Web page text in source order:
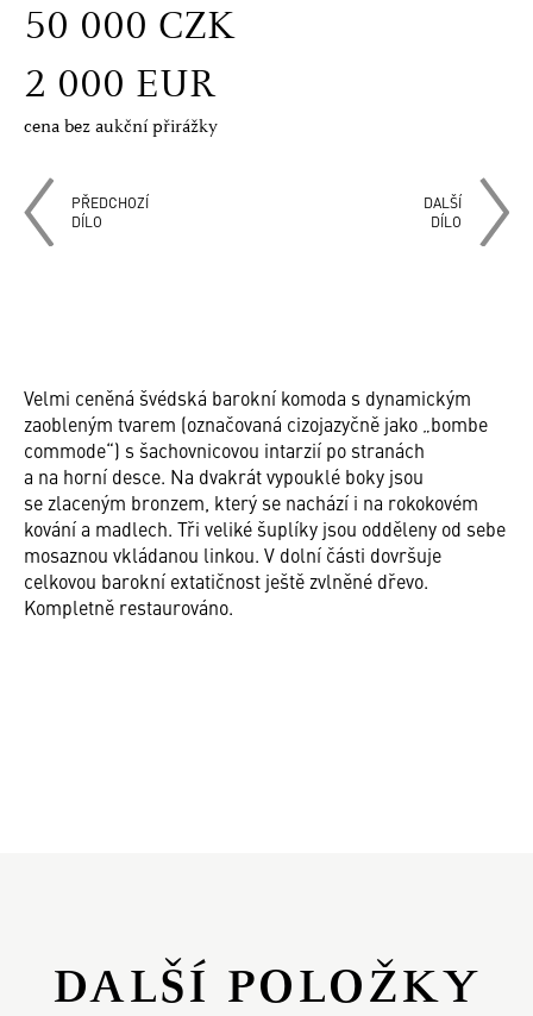
50 000 CZK
2 000 EUR
cena bez aukční přirážky
PŘEDCHOZÍ
DÍLO
DALŠÍ
DÍLO
Velmi ceněná švédská barokní komoda s dynamickým
zaobleným tvarem (označovaná cizojazyčně jako „bombe
commode“) s šachovnicovou intarzií po stranách
a na horní desce. Na dvakrát vypouklé boky jsou
se zlaceným bronzem, který se nachází i na rokokovém
kování a madlech. Tři veliké šuplíky jsou odděleny od sebe
mosaznou vkládanou linkou. V dolní části dovršuje
celkovou barokní extatičnost ještě zvlněné dřevo.
Kompletně restaurováno.
DALŠÍ POLOŽKY